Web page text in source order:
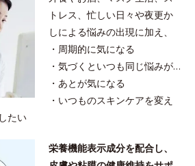
トレス、忙しい日々や夜更か
しによる悩みの出現に加え、
・周期的に気になる
・気づくといつも同じ悩みが…
・あとが気になる
・いつものスキンケアを変え
たい
栄養機能表示成分を配合し、